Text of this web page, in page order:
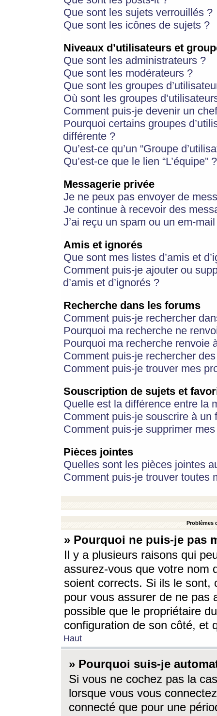
Que sont les sujets verrouillés ?
Que sont les icônes de sujets ?
Niveaux d’utilisateurs et
Que sont les administrateurs ?
Que sont les modérateurs ?
Que sont les groupes
Où sont les groupes
Comment puis-je devenir un
Pourquoi certains groupes
différente ?
Qu’est-ce qu’un “Groupe
Qu’est-ce que le lien “L’équipe” ?
Messagerie privée
Je ne peux pas envoyer de
Je continue à recevoir des
J’ai reçu un spam ou un em-
Amis et ignorés
Que sont mes listes d’amis et
Comment puis-je ajouter ou
d’amis et d’ignorés ?
Recherche dans les forums
Comment puis-je rechercher
Pourquoi ma recherche ne
Pourquoi ma recherche renvoie
Comment puis-je rechercher
Comment puis-je trouver mes
Souscription de sujets et
Quelle est la différence entre la
Comment puis-je souscrire à
Comment puis-je supprimer
Pièces jointes
Quelles sont les pièces jointes
Comment puis-je trouver toutes
Problèmes
» Pourquoi ne puis-je pas
Il y a plusieurs raisons qui
assurez-vous que votre nom
soient corrects. Si ils le sont,
pour vous assurer de ne pas
possible que le propriétaire
configuration de son côté, et
Haut
» Pourquoi suis-je
Si vous ne cochez pas la
lorsque vous vous
connecté que pour une